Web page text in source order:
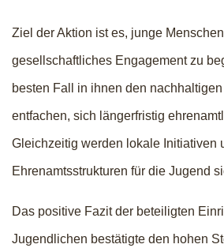
Ziel der Aktion ist es, junge
gesellschaftliches Engagement zu
besten Fall in ihnen den
entfachen, sich längerfristig
Gleichzeitig werden lokale Initiativen
Ehrenamtsstrukturen für die Jugend
Das positive Fazit der beteiligten
Jugendlichen bestätigte den hohen